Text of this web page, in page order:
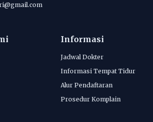
Informasi
Jadwal Dokter
Informasi Tempat Tidur
Alur Pendaftaran
Prosedur Komplain